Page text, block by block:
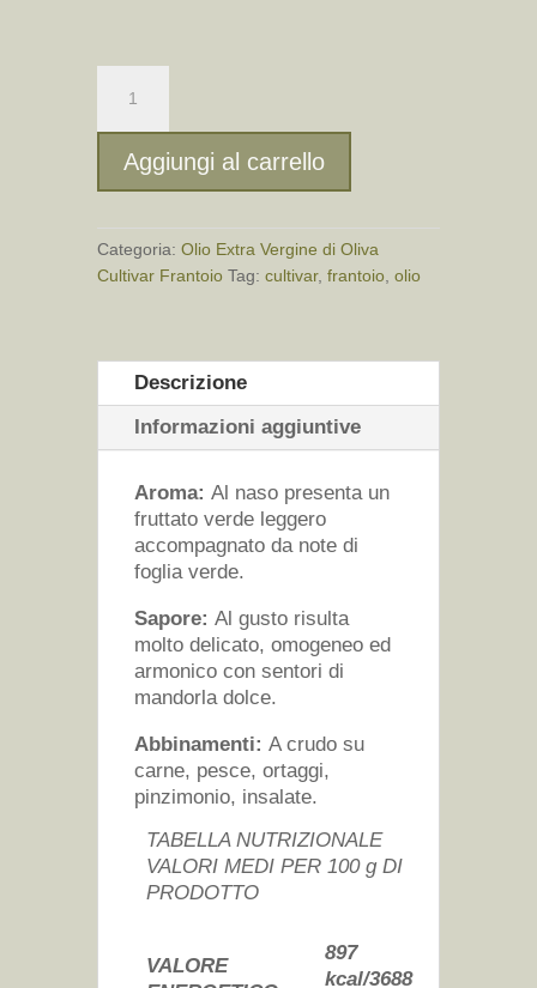
Extra
Vergine
-
6x0,5
Aggiungi al carrello
Categoria: Olio Extra Vergine di Oliva
Cultivar Frantoio Tag: cultivar, frantoio, olio
Descrizione
Informazioni aggiuntive
Aroma: Al naso presenta un
fruttato verde leggero
accompagnato da note di
foglia verde.
Sapore: Al gusto risulta
molto delicato, omogeneo ed
armonico con sentori di
mandorla dolce.
Abbinamenti: A crudo su
carne, pesce, ortaggi,
pinzimonio, insalate.
TABELLA NUTRIZIONALE
VALORI MEDI PER 100 g DI
PRODOTTO
VALORE
897
kcal/3688